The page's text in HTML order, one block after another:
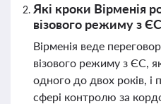
Які кроки Вірменія
візового режиму з
Вірменія веде
візового режиму з ЄС,
одного до двох років,
сфері контролю за